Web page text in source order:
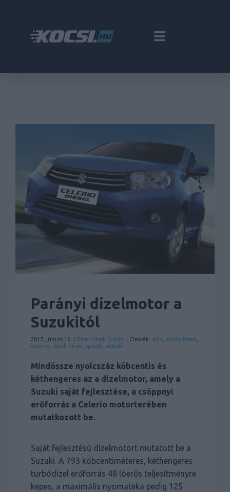
Parányi dízelmotor a
Suzukitól
2015. június 16. | Dízel Hírek Suzuki | Címkék: alto autós hírek
celerio
dízel hírek splash suzuki
Mindössze nyolcszáz köbcentis és
kéthengeres az a dízelmotor, amely a
Suzuki saját fejlesztése, a csöppnyi
erőforrás a Celerio motorterében
mutatkozott be.
Saját fejlesztésű dízelmotort mutatott be a
Suzuki. A 793 köbcentiméteres, kéthengeres
turbódízel erőforrás 48 lóerős teljesítményre
képes, a maximális nyomatéka pedig 125